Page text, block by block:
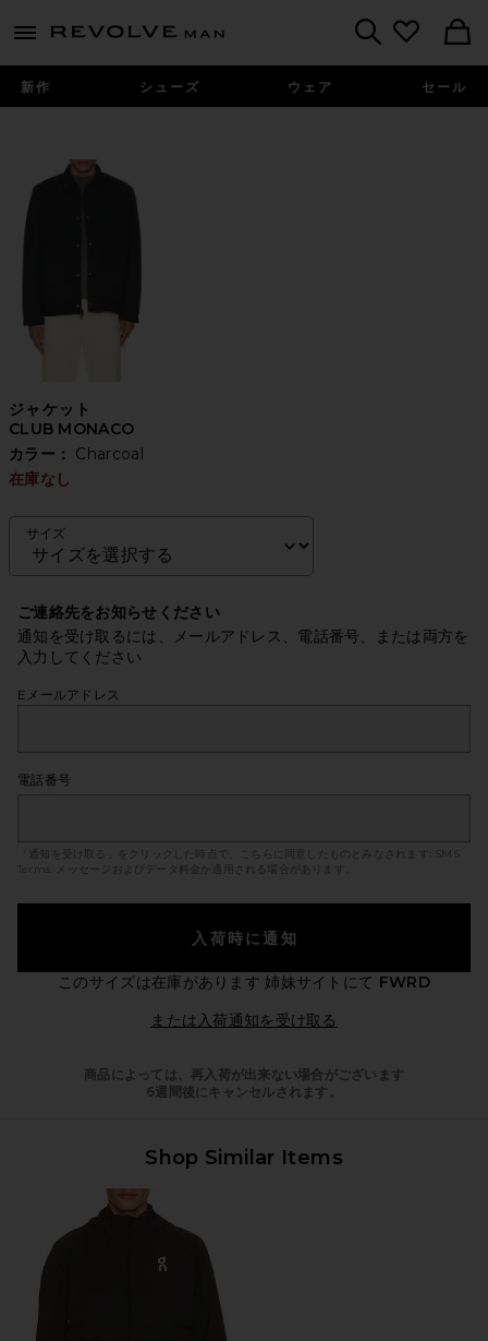
menu - shows more content
Revolve
新作 シューズ ウェア セール
ジャケット
CLUB MONACO
カラー： Charcoal
在庫なし
サイズ
ご連絡先をお知らせください
通知を受け取るには、メールアドレス、電話番号、または両方を
入力してください
Eメールアドレス
電話番号
「通知を受け取る」をクリックした時点で、こちらに同意したものとみなされます:
SMS
Terms
. メッセージおよびデータ料金が適用される場合があります。
入荷時に通知
このサイズは在庫があります 姉妹サイトにて FWRD
または入荷通知を受け取る
商品によっては、再入荷が出来ない場合がございます
6週間後にキャンセルされます。
Shop Similar Items